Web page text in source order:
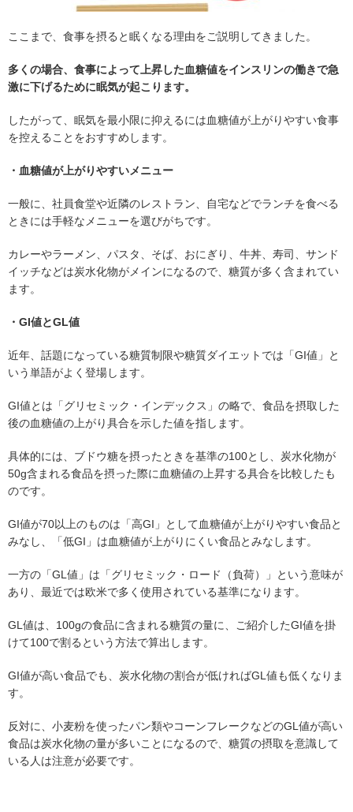
ここまで、食事を摂ると眠くなる理由をご説明してきました。
多くの場合、食事によって上昇した血糖値をインスリンの働きで急
激に下げるために眠気が起こります。
したがって、眠気を最小限に抑えるには血糖値が上がりやすい食事
を控えることをおすすめします。
・血糖値が上がりやすいメニュー
一般に、社員食堂や近隣のレストラン、自宅などでランチを食べる
ときには手軽なメニューを選びがちです。
カレーやラーメン、パスタ、そば、おにぎり、牛丼、寿司、サンド
イッチなどは炭水化物がメインになるので、糖質が多く含まれてい
ます。
・GI値とGL値
近年、話題になっている糖質制限や糖質ダイエットでは「GI値」と
いう単語がよく登場します。
GI値とは「グリセミック・インデックス」の略で、食品を摂取した
後の血糖値の上がり具合を示した値を指します。
具体的には、ブドウ糖を摂ったときを基準の100とし、炭水化物が
50g含まれる食品を摂った際に血糖値の上昇する具合を比較したも
のです。
GI値が70以上のものは「高GI」として血糖値が上がりやすい食品と
みなし、「低GI」は血糖値が上がりにくい食品とみなします。
一方の「GL値」は「グリセミック・ロード（負荷）」という意味が
あり、最近では欧米で多く使用されている基準になります。
GL値は、100gの食品に含まれる糖質の量に、ご紹介したGI値を掛
けて100で割るという方法で算出します。
GI値が高い食品でも、炭水化物の割合が低ければGL値も低くなりま
す。
反対に、小麦粉を使ったパン類やコーンフレークなどのGL値が高い
食品は炭水化物の量が多いことになるので、糖質の摂取を意識して
いる人は注意が必要です。